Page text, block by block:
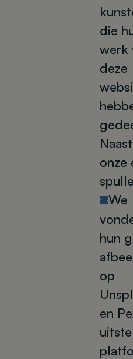
die
werk
deze
Naast
onze
UWe
hun
op
en